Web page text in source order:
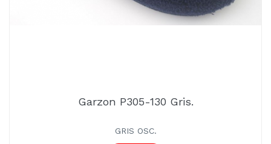
Garzon P305-130 Gris.
GRIS OSC.